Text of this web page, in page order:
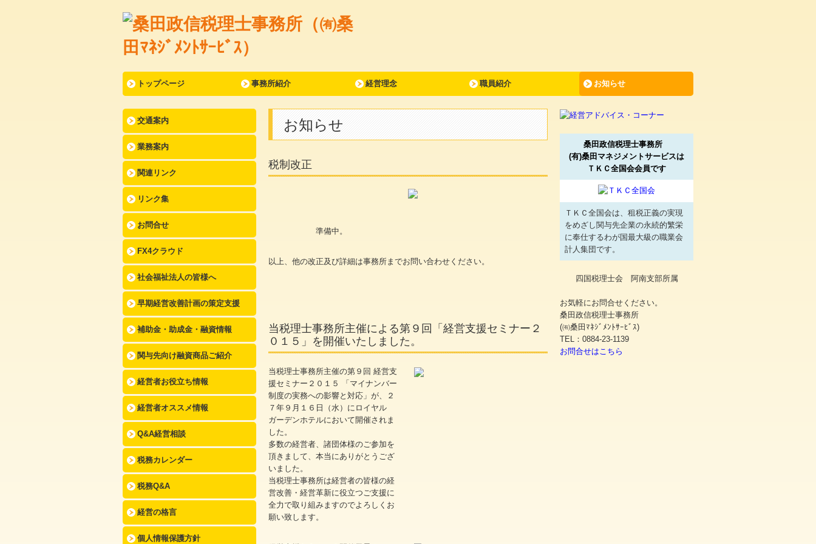
トップページ 事務所紹介 経営理念 職員紹介 お知らせ
交通案内
業務案内
関連リンク
リンク集
お問合せ
FX4クラウド
社会福祉法人の皆様へ
早期経営改善計画の策定支援
補助金・助成金・融資情報
関与先向け融資商品ご紹介
経営者お役立ち情報
経営者オススメ情報
Q&A経営相談
税務カレンダー
税務Q&A
経営の格言
個人情報保護方針
お知らせ
税制改正
準備中。
以上、他の改正及び詳細は事務所までお問い合わせください。
当税理士事務所主催による第９回「経営支援セミナー２
０１５」を開催いたしました。
当税理士事務所主催の第９回 経営支
援セミナー２０１５ 「マイナンバー
制度の実務への影響と対応」が、２
７年９月１６日（水）にロイヤル
ガーデンホテルにおいて開催されま
した。
多数の経営者、諸団体様のご参加を
頂きまして、本当にありがとうござ
いました。
当税理士事務所は経営者の皆様の経
営改善・経営革新に役立つご支援に
全力で取り組みますのでよろしくお
願い致します。
桑田政信税理士事務所
(有)桑田マネジメントサービスは
ＴＫＣ全国会会員です
ＴＫＣ全国会は、租税正義の実現
をめざし関与先企業の永続的繁栄
に奉仕するわが国最大級の職業会
計人集団です。
四国税理士会 阿南支部所属
お気軽にお問合せください。
桑田政信税理士事務所
(㈲桑田ﾏﾈｼﾞﾒﾝﾄｻｰﾋﾞｽ)
TEL：0884-23-1139
お問合せはこちら